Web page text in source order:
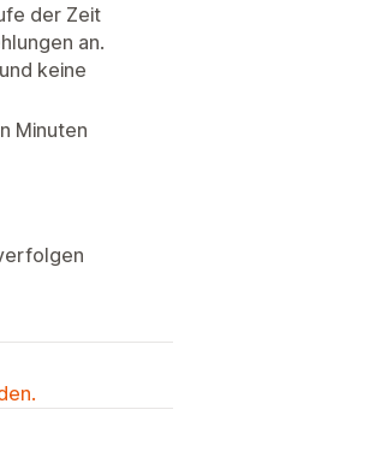
der Zeit
an.
keine
Minuten